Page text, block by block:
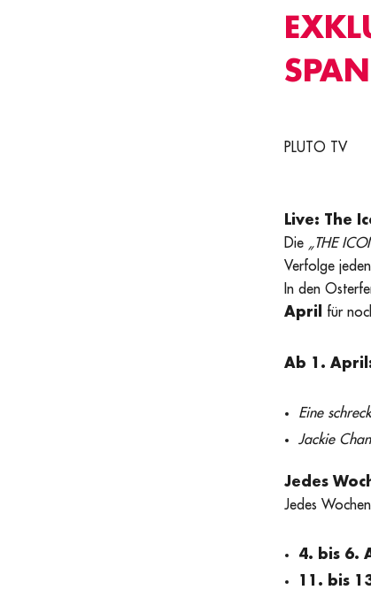
PLUTO TV
Live: The
Die „THE
Verfolge
In den
April
für
Ab 1.
Eine
Jackie
Jedes
Jedes
4. bis 6.
11. bis